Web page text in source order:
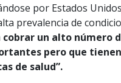
por Estados
prevalencia de
cobrar un alto número
pero que
de salud”.